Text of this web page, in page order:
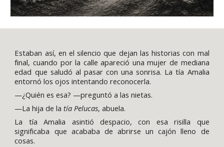
Estaban así, en el silencio que dejan las historias con mal
final, cuando por la calle apareció una mujer de mediana
edad que saludó al pasar con una sonrisa. La tía Amalia
entornó los ojos intentando reconocerla.
—¿Quién es esa? —preguntó a las nietas.
—La hija de latía Pelucas, abuela.
La tía Amalia asintió despacio, con esa risilla que
significaba que acababa de abrirse un cajón lleno de
cosas.